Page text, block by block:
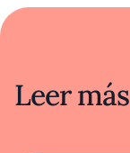
Leer más